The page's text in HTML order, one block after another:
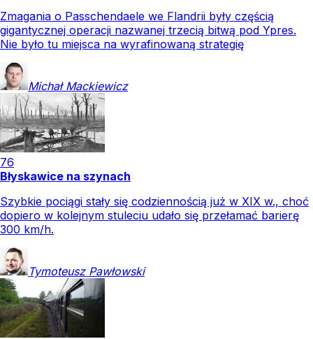
Zmagania o Passchendaele we Flandrii były częścią
gigantycznej operacji nazwanej trzecią bitwą pod Ypres.
Nie było tu miejsca na wyrafinowaną strategię
Michał Mackiewicz
76
Błyskawice na szynach
Szybkie pociągi stały się codziennością już w XIX w., choć
dopiero w kolejnym stuleciu udało się przełamać barierę
300 km/h.
Tymoteusz Pawłowski